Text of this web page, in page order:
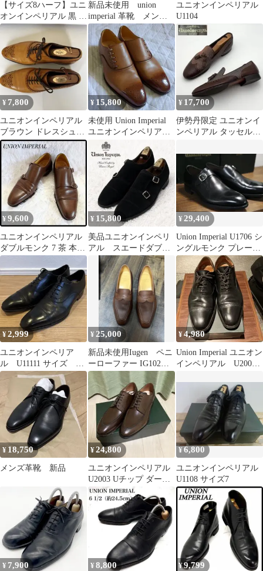
【サイズ8ハーフ】ユニ
オンインペリアル 黒 レ
ザー チャッカブーツ
新品未使用 union
imperial 革靴 メン
ズ レッド メッシ
ュ 赤
ユニオンインペリアル
U1104
¥ 7,800
ユニオンインペリアル
ブラウン ドレスシュー
ズ
¥ 15,800
未使用 Union Imperial
ユニオンインペリア
ル サイドレース
¥ 17,700
伊勢丹限定 ユニオンイ
ンペリアル タッセルロ
プ 革靴 26
¥9,600
ユニオンインペリアル
ダブルモンク 7 茶 本革
日本製 メンズ ビジ
ネス
¥ 15,800
美品ユニオンインペリ
アル スエードダブル
モンクストラップシュ
ーズ ブラック26
¥ 29,400
Union Imperial U1706 シ
ングルモンク プレーン
トゥ 革靴 ６
¥2,999
ユニオンインペリア
ル U11111 サイズ
7EEE 革靴 黒
¥ 25,000
新品未使用Iugen ペニ
ーローファー IG102
25cm2E (7)
¥4,980
Union Imperial ユニオン
インペリアル U2006
¥ 18,750
メンズ革靴 新品
¥24,800
ユニオンインペリアル
U2003 Uチップ ダーク
ブラウン 7.5EE
¥6,800
ユニオンインペリアル
U1108 サイズ7
¥ 7,900 ¥ 8,800 ¥9,799